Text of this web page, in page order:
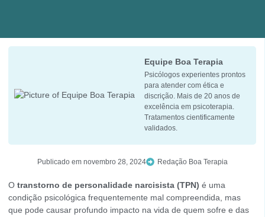
Equipe Boa Terapia
Psicólogos experientes prontos
para atender com ética e
discrição. Mais de 20 anos de
excelência em psicoterapia.
Tratamentos cientificamente
validados.
Publicado em novembro 28, 2024 Redação Boa Terapia
O transtorno de personalidade narcisista (TPN) é uma
condição psicológica frequentemente mal compreendida, mas
que pode causar profundo impacto na vida de quem sofre e das